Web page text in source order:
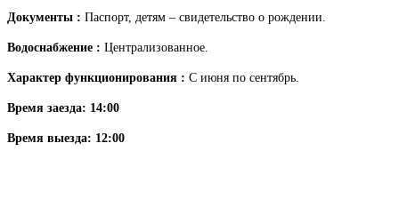
Документы : Паспорт, детям – свидетельство о рождении.
Водоснабжение : Централизованное.
Характер функционирования : С июня по сентябрь.
Время заезда: 14:00
Время выезда: 12:00